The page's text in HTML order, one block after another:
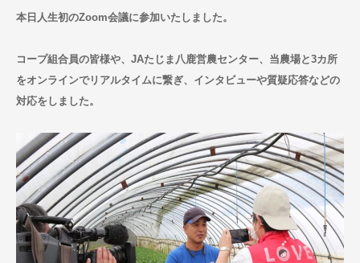
本日人生初のZoom会議に参加いたしました。
コープ組合員の皆様や、JAたじま八鹿営農センター、当農場と3カ所
をオンラインでリアルタイムに繋ぎ、インタビューや質疑応答などの
対応をしました。